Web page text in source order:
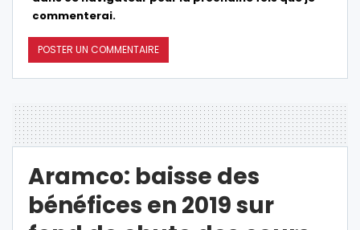
commenterai.
Aramco: baisse des
bénéfices en 2019 sur